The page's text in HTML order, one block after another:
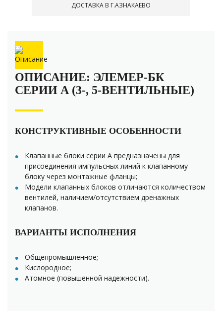
ДОСТАВКА В Г.АЗНАКАЕВО
ОПИСАНИЕ: ЭЛЕМЕР-БК
СЕРИИ А (3-, 5-ВЕНТИЛЬНЫЕ)
КОНСТРУКТИВНЫЕ ОСОБЕННОСТИ
Клапанные блоки серии А предназначены для
присоединения импульсных линий к клапанному
блоку через монтажные фланцы;
Модели клапанных блоков отличаются количеством
вентилей, наличием/отсутствием дренажных
клапанов.
ВАРИАНТЫ ИСПОЛНЕНИЯ
Общепромышленное;
Кислородное;
Атомное (повышенной надежности).